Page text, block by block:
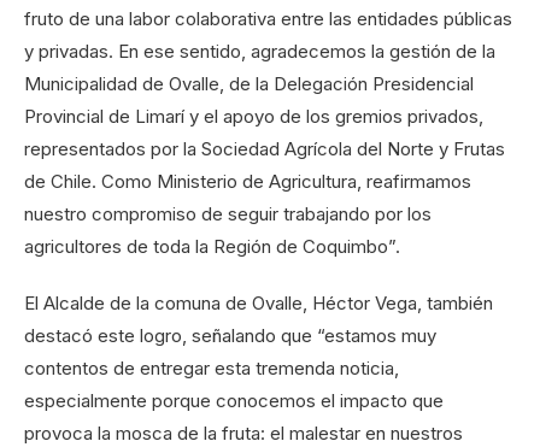
fruto de una labor colaborativa entre las entidades públicas
y privadas. En ese sentido, agradecemos la gestión de la
Municipalidad de Ovalle, de la Delegación Presidencial
Provincial de Limarí y el apoyo de los gremios privados,
representados por la Sociedad Agrícola del Norte y Frutas
de Chile. Como Ministerio de Agricultura, reafirmamos
nuestro compromiso de seguir trabajando por los
agricultores de toda la Región de Coquimbo”.
El Alcalde de la comuna de Ovalle, Héctor Vega, también
destacó este logro, señalando que “estamos muy
contentos de entregar esta tremenda noticia,
especialmente porque conocemos el impacto que
provoca la mosca de la fruta: el malestar en nuestros